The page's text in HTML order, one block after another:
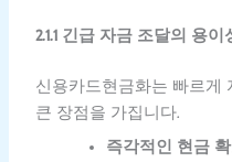
2.1.1 긴급 자금 조달의 용이
신용카드현금화는 빠르게
큰 장점을 가집니다.
즉각적인 현금